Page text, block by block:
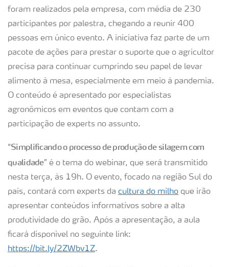
foram realizados pela empresa, com média de 230
participantes por palestra, chegando a reunir 400
pessoas em único evento. A iniciativa faz parte de um
pacote de ações para prestar o suporte que o agricultor
precisa para continuar cumprindo seu papel de levar
alimento à mesa, especialmente em meio à pandemia.
O conteúdo é apresentado por especialistas
agronômicos em eventos que contam com a
participação de experts no assunto.
“Simplificando o processo de produção de silagem com
qualidade” é o tema do webinar, que será transmitido
nesta terça, às 19h. O evento, focado na região Sul do
país, contará com experts da cultura do milho que irão
apresentar conteúdos informativos sobre a alta
produtividade do grão. Após a apresentação, a aula
ficará disponível no seguinte link:
https://bit.ly/2ZWbv1Z.